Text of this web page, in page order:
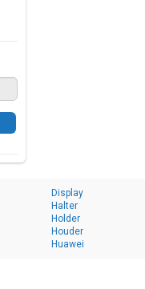
Display
Halter
Holder
Houder
Huawei